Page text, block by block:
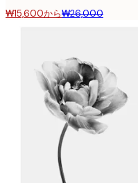
₩15,600から₩26,000